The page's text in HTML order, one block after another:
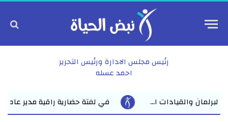
رئيس مجلس الادارة ورئيس التحرير
احمد عسله
في لفتة حضارية راقية مدير عام نقابة الأطباء بالشرقية يدعو الأول